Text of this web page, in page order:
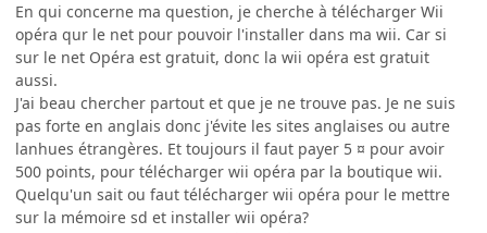
En qui concerne ma question, je cherche à télécharger Wii
opéra qur le net pour pouvoir l'installer dans ma wii. Car si
sur le net Opéra est gratuit, donc la wii opéra est gratuit
aussi.
J'ai beau chercher partout et que je ne trouve pas. Je ne suis
pas forte en anglais donc j'évite les sites anglaises ou autre
lanhues étrangères. Et toujours il faut payer 5 ¤ pour avoir
500 points, pour télécharger wii opéra par la boutique wii.
Quelqu'un sait ou faut télécharger wii opéra pour le mettre
sur la mémoire sd et installer wii opéra?